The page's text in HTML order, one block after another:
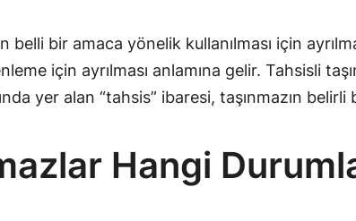
bir amaca yönelik kullanılması için
için ayrılması anlamına gelir. Tahsisli
yer alan “tahsis” ibaresi, taşınmazın
Hangi